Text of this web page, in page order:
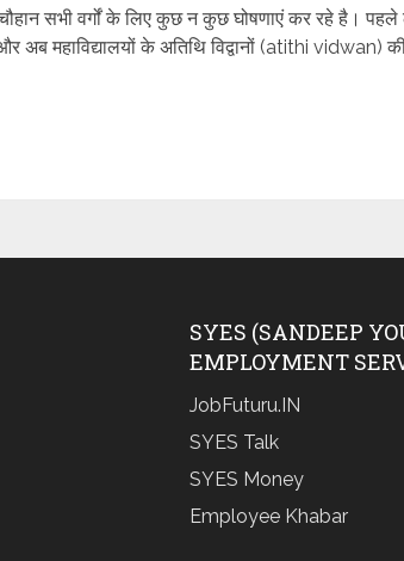
चौहान सभी वर्गों के लिए कुछ न कुछ घोषणाएं कर रहे है। पहले
अब महाविद्यालयों के अतिथि विद्वानों (atithi vidwan)
SYES (SANDEEP
EMPLOYMENT
JobFuturu.IN
SYES Talk
SYES Money
Employee Khabar